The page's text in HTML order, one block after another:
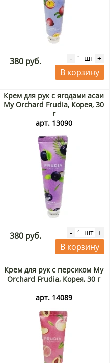
380 руб. - шт +
В корзину
Крем для рук с ягодами асаи
My Orchard Frudia, Корея, 30
г
арт. 13090
380 руб. - шт +
В корзину
Крем для рук с персиком My
Orchard Frudia, Корея, 30 г
арт. 14089